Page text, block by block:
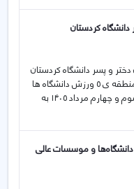
کردستان
دختر و پسر دانشگاه کردستان
مسابقات شطرنج دانشجویان دختر و پسر منطقه ی ۵ ورزش دانشگاه ها
و موسسات آموزش عالی کشور در تاریخ سوم و چهارم مرداد ۱۴۰۵ به
دانشگاەها و موسسات عالی